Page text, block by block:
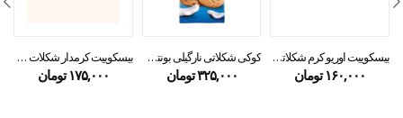
بیسکوییت اوریو کرم شکلاتی ۱۳۳گرمی
۱۶۰,۰۰۰ تومان
کوکی شکلاتی نارگیلی بونتی ۱۸۰ گرمی
۳۲۵,۰۰۰تومان
بیسکوییت کرمدار شکلات فندقی ۳ عددی
۱۷۵,۰۰۰ تومان